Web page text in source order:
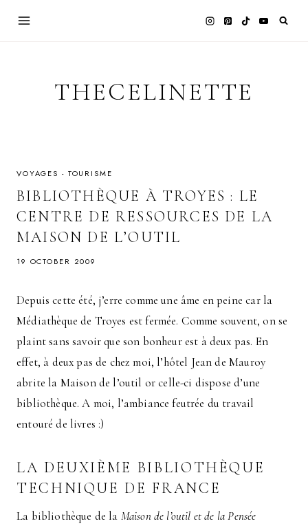
THECELINETTE
VOYAGES - TOURISME
BIBLIOTHÈQUE À TROYES : LE
CENTRE DE RESSOURCES DE LA
MAISON DE L’OUTIL
19 OCTOBER 2009
Depuis cette été, j’erre comme une âme en peine car la
Médiathèque de Troyes est fermée. Comme souvent, on se
plaint sans savoir que son bonheur est à deux pas. En
effet, à deux pas de chez moi, l’hôtel Jean de Mauroy
abrite la Maison de l’outil or celle-ci dispose d’une
bibliothèque. A moi, l’ambiance feutrée du travail
entouré de livres :)
LA DEUXIÈME BIBLIOTHÈQUE
TECHNIQUE DE FRANCE
La bibliothèque de la Maison de l’outil et de la Pensée